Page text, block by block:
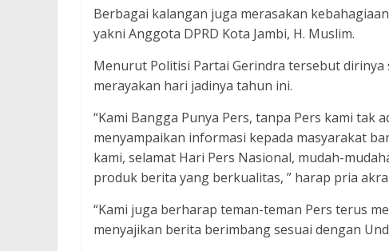
Berbagai kalangan juga merasakan
yakni Anggota DPRD Kota Jambi, H. Muslim.
Menurut Politisi Partai Gerindra tersebut
merayakan hari jadinya tahun ini.
“Kami Bangga Punya Pers, tanpa Pers kami tak
menyampaikan informasi kepada masyarakat
kami, selamat Hari Pers Nasional, mudah-
produk berita yang berkualitas, ” harap pria
“Kami juga berharap teman-teman Pers terus
menyajikan berita berimbang sesuai dengan